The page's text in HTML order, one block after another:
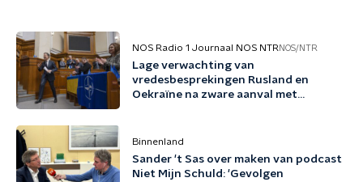
NOS Radio 1 Journaal NOS NTR NOS/NTR
Lage verwachting van
vredesbesprekingen Rusland en
Oekraïne na zware aanval met
Binnenland
Sander 't Sas over maken van podcast
Niet Mijn Schuld: 'Gevolgen